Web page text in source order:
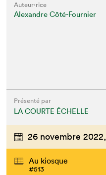
Auteur·rice
Alexandre Côté-Fournier
Présenté par
LA COURTE ÉCHELLE
26 novembre 2022,
Au kiosque
#513